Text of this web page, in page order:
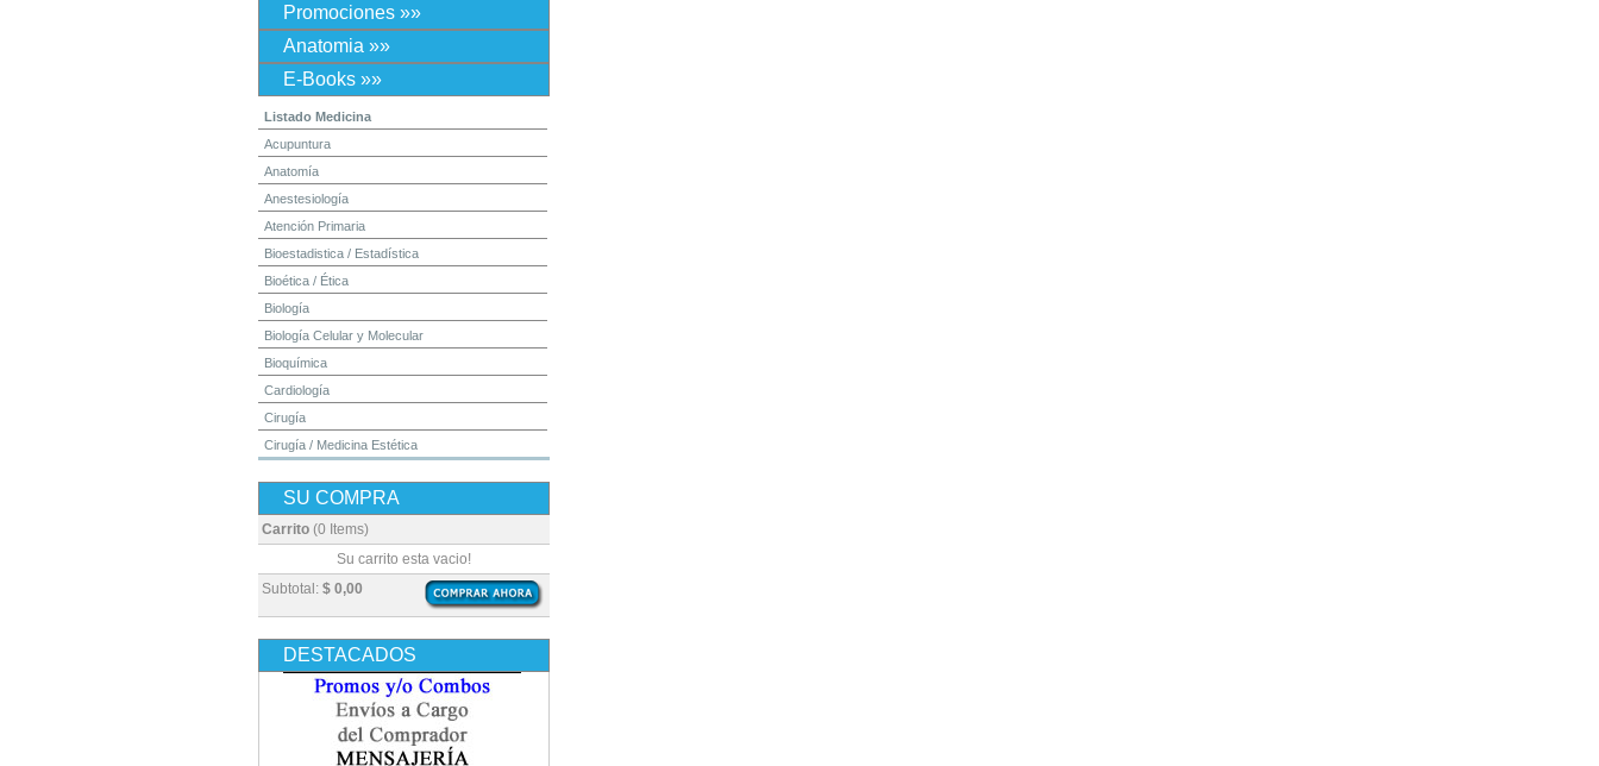
Promociones »»
Anatomia »»
E-Books »»
Listado Medicina
Acupuntura
Anatomía
Anestesiología
Atención Primaria
Bioestadistica / Estadística
Bioética / Ética
Biología
Biología Celular y Molecular
Bioquímica
Cardiología
Cirugía
Cirugía / Medicina Estética
Dermatología
Diagnóstico por Imagen / Radiología
Embriología
Enfermería
Epidemiología
Farmacia / Farmacología
Fisiatría / Kinesiología
Fisiología / Fisiopatología
SU COMPRA
Carrito (0 Items)
Subtotal: $ 0,00
Su carrito esta vacio!
DESTACADOS